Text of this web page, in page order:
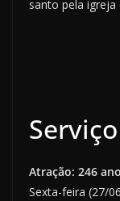
santo pela igreja
Serviço
Atração: 246
Sexta-feira (27/